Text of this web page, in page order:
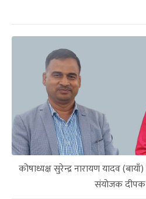
कोषाध्यक्ष सुरेन्द्र नारायण यादव
संयोजक दीपक